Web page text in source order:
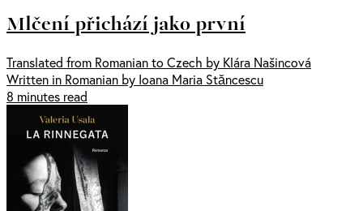
Mlčení přichází jako první
Translated from Romanian to Czech by Klára Našincová
Written in Romanian by Ioana Maria Stăncescu
8 minutes read